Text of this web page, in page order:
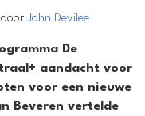
John Devilee
De
aandacht voor
voor een nieuwe
Beveren vertelde